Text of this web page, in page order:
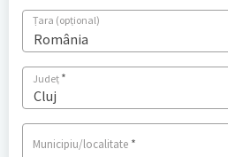
Țara (opțional)
România
Județ *
Cluj
Municipiu/localitate *